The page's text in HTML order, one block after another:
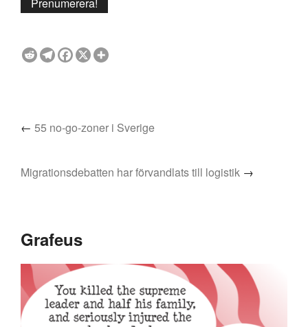
← 55 no-go-zoner i Sverige
Migrationsdebatten har förvandlats till logistik →
Grafeus